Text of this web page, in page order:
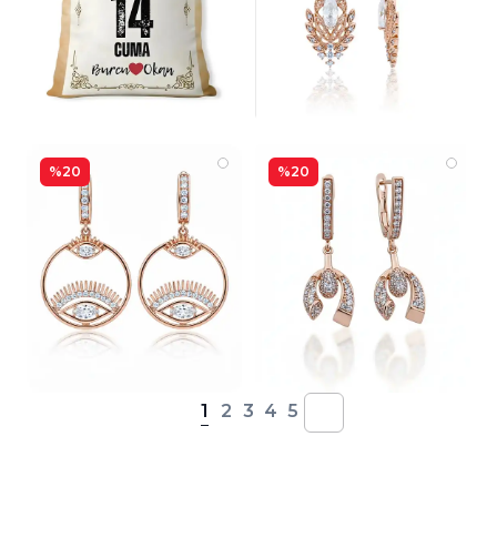
%20 %20
1 2 3 4 5